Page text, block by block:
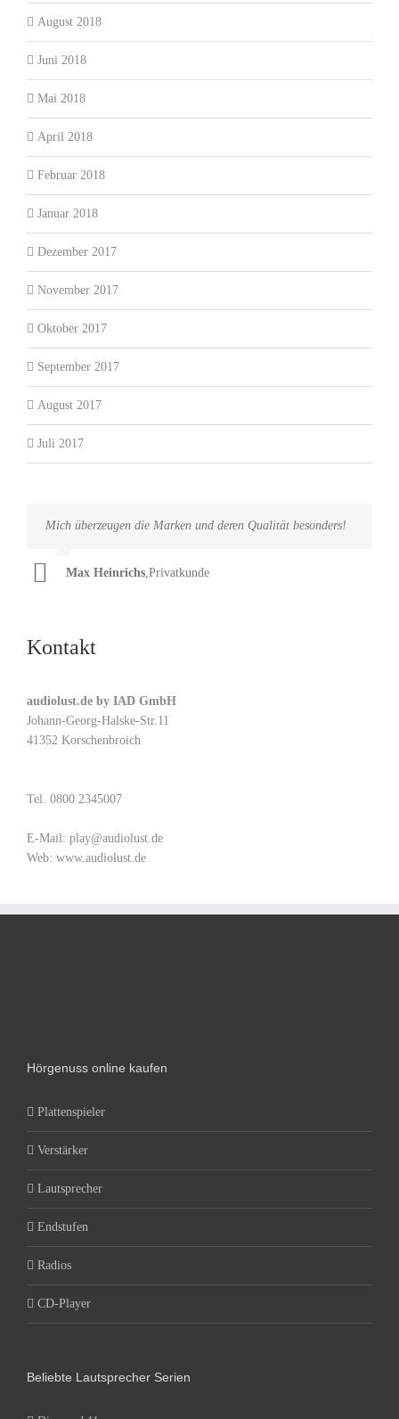
August 2018
Juni 2018
Mai 2018
April 2018
Februar 2018
Januar 2018
Dezember 2017
November 2017
Oktober 2017
September 2017
August 2017
Juli 2017
Mich überzeugen die Marken und deren Qualität besonders!
Max Heinrichs Privatkunde
Ein großes Kompliment an Herrn Henk, er hat ganze Arbeit
Kontakt
audiolust.de by IAD GmbH
Johann-Georg-Halske-Str.11
41352 Korschenbroich
Tel. 0800 2345007
E-Mail: play@audiolust.de
Web: www.audiolust.de
Hörgenuss online kaufen
Plattenspieler
Verstärker
Lautsprecher
Endstufen
Radios
CD-Player
Beliebte Lautsprecher Serien